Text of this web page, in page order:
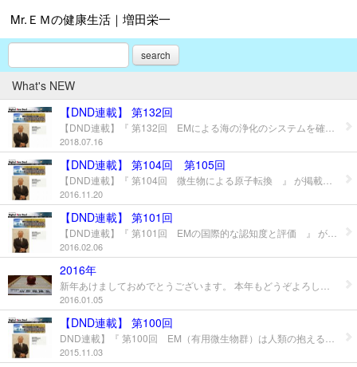
Mr.ＥＭの健康生活｜増田栄一
search
What's NEW
【DND連載】 第132回
2018.07.16
【DND連載】 第104回 第105回
2016.11.20
【DND連載】 第101回
2016.02.06
2016年
2016.01.05
【DND連載】 第100回
2015.11.03